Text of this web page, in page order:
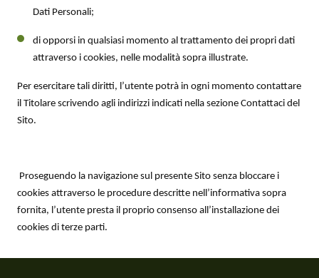
Dati Personali;
di opporsi in qualsiasi momento al trattamento dei propri dati
attraverso i cookies, nelle modalità sopra illustrate.
Per esercitare tali diritti, l’utente potrà in ogni momento contattare
il Titolare scrivendo agli indirizzi indicati nella sezione Contattaci del
Sito.
Proseguendo la navigazione sul presente Sito senza bloccare i
cookies attraverso le procedure descritte nell’informativa sopra
fornita, l’utente presta il proprio consenso all’installazione dei
cookies di terze parti.